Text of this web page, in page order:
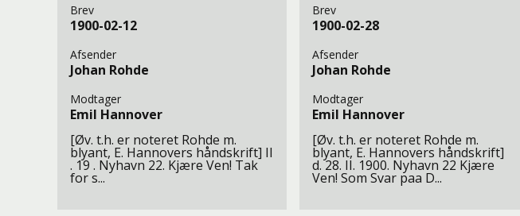
Brev
1900-02-12
Afsender
Johan Rohde
Modtager
Emil Hannover
[Øv. t.h. er noteret Rohde m.
blyant, E. Hannovers håndskrift] II
. 19 . Nyhavn 22. Kjære Ven! Tak
for s...
Brev
1900-02-28
Afsender
Johan Rohde
Modtager
Emil Hannover
[Øv. t.h. er noteret Rohde m.
blyant, E. Hannovers håndskrift]
d. 28. II. 1900. Nyhavn 22 Kjære
Ven! Som Svar paa D...